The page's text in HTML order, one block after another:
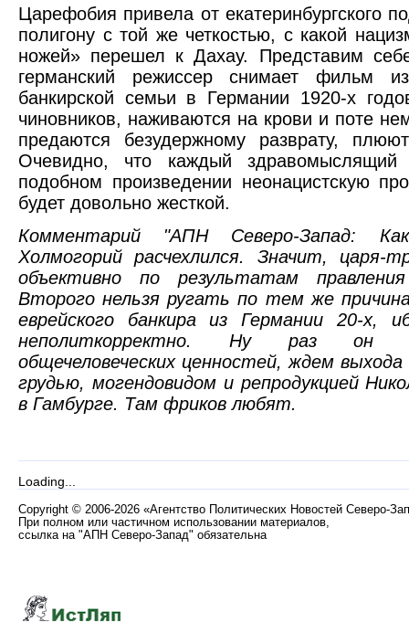
Царефобия привела от екатеринбургского
полигону с той же четкостью, с какой
ножей» перешел к Дахау. Представим
германский режиссер снимает фильм
банкирской семьи в Германии 1920-х
чиновников, наживаются на крови и поте
предаются безудержному разврату,
Очевидно, что каждый здравомыслящий
подобном произведении неонацистскую
будет довольно жесткой.
Комментарий "АПН Северо-Запад:
Холмогорий расчехлился. Значит, царя-
объективно по результатам
Второго нельзя ругать по тем же
еврейского банкира из Германии 20-х,
неполиткорректно. Ну раз он
общечеловеческих ценностей, ждем выхода
грудью, могендовидом и репродукцией
в Гамбурге. Там фриков любят.
Loading...
Copyright © 2006-2026 «Агентство Политических Новостей Северо-
При полном или частичном использовании материалов,
ссылка на "АПН Северо-Запад" обязательна